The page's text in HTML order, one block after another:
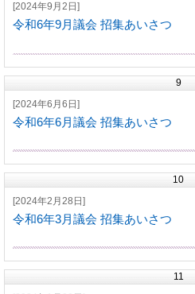
[2024年9月2日]
令和6年9月議会 招集あいさつ
9
[2024年6月6日]
令和6年6月議会 招集あいさつ
10
[2024年2月28日]
令和6年3月議会 招集あいさつ
11